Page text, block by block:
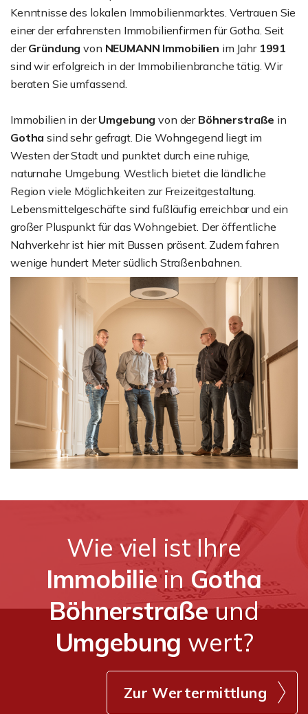
Kenntnisse des lokalen Immobilienmarktes. Vertrauen Sie
einer der erfahrensten Immobilienfirmen für Gotha. Seit
derGründungvon NEUMANN Immobilien im Jahr 1991
sind wir erfolgreich in der Immobilienbranche tätig. Wir
beraten Sie umfassend.
Immobilien in derUmgebung von der Böhnerstraße in
Gothasind sehr gefragt. Die Wohngegend liegt im
Westen der Stadt und punktet durch eine ruhige,
naturnahe Umgebung. Westlich bietet die ländliche
Region viele Möglichkeiten zur Freizeitgestaltung.
Lebensmittelgeschäfte sind fußläufig erreichbar und ein
großer Pluspunkt für das Wohngebiet. Der öffentliche
Nahverkehr ist hier mit Bussen präsent. Zudem fahren
wenige hundert Meter südlich Straßenbahnen.
Wie viel ist Ihre
Immobiliein Gotha
Böhnerstraßeund
Umgebung wert?
Zur Wertermittlung